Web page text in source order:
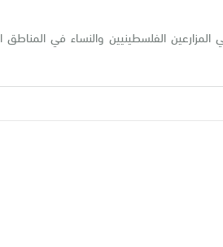
المزارعين الفلسطينيين والنساء في